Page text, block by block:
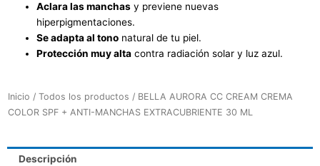
Aclara las manchas y previene nuevas
hiperpigmentaciones.
Se adapta al tono natural de tu piel.
Protección muy alta contra radiación solar y luz azul.
Inicio / Todos los productos / BELLA AURORA CC CREAM CREMA
COLOR SPF + ANTI-MANCHAS EXTRACUBRIENTE 30 ML
Descripción